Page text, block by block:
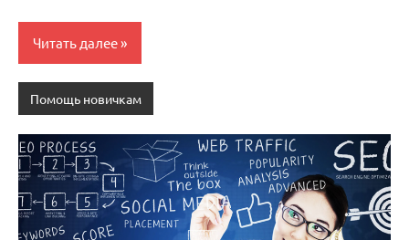
Читать далее
Помощь новичкам